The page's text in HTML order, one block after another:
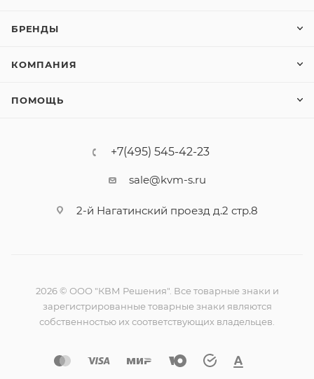
БРЕНДЫ
КОМПАНИЯ
ПОМОЩЬ
+7(495) 545-42-23
sale@kvm-s.ru
2-й Нагатинский проезд д.2 стр.8
2026 © ООО "КВМ Решения". Все товарные знаки и
зарегистрированные товарные знаки являются
собственностью их соответствующих владельцев.